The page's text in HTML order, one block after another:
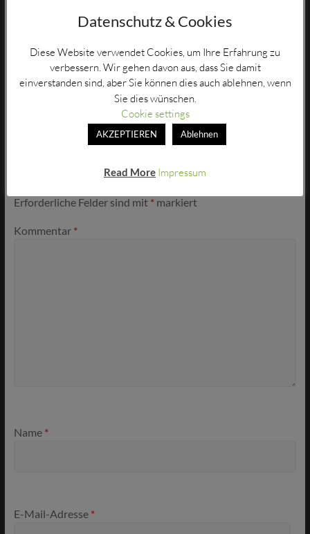
←Wanderbänke Bottenhorn
Infoabend Glasfaserausbau in Bottenhorn→
Schreibe einen Kommentar
Erforderliche Felder sind mit *markiert
Kommentar *
Name *
E-Mail-Adresse *
Datenschutz & Cookies
Diese Website verwendet Cookies, um Ihre Erfahrung zu
verbessern. Wir gehen davon aus, dass Sie damit
einverstanden sind, aber Sie können dies auch ablehnen, wenn
Sie dies wünschen.
Cookie settings
AKZEPTIEREN Ablehnen
Read More Impressum